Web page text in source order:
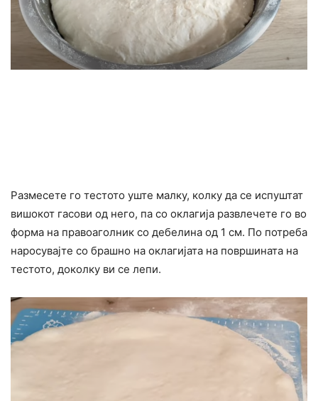
Размесете го тестото уште малку, колку да се испуштат
вишокот гасови од него, па со оклагија развлечете го во
форма на правоаголник со дебелина од 1 см. По потреба
наросувајте со брашно на оклагијата на површината на
тестото, доколку ви се лепи.